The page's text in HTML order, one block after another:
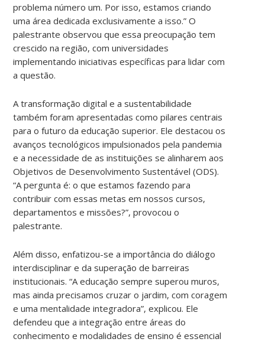
problema número um. Por isso, estamos criando
uma área dedicada exclusivamente a isso.” O
palestrante observou que essa preocupação tem
crescido na região, com universidades
implementando iniciativas específicas para lidar com
a questão.
A transformação digital e a sustentabilidade
também foram apresentadas como pilares centrais
para o futuro da educação superior. Ele destacou os
avanços tecnológicos impulsionados pela pandemia
e a necessidade de as instituições se alinharem aos
Objetivos de Desenvolvimento Sustentável (ODS).
“A pergunta é: o que estamos fazendo para
contribuir com essas metas em nossos cursos,
departamentos e missões?”, provocou o
palestrante.
Além disso, enfatizou-se a importância do diálogo
interdisciplinar e da superação de barreiras
institucionais. “A educação sempre superou muros,
mas ainda precisamos cruzar o jardim, com coragem
e uma mentalidade integradora”, explicou. Ele
defendeu que a integração entre áreas do
conhecimento e modalidades de ensino é essencial